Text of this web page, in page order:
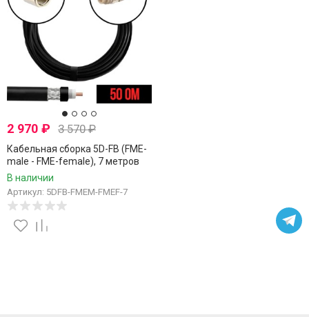
2 970 ₽ 3 570₽
Кабельная сборка 5D-FB (FME-
male - FME-female), 7 метров
В наличии
Артикул: 5DFB-FMEM-FMEF-7